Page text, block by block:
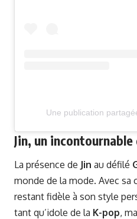
Une publication
Jin, un incontournable
La présence de Jin au défilé
monde de la mode. Avec
restant fidèle à son style
tant qu’idole de la K-pop,